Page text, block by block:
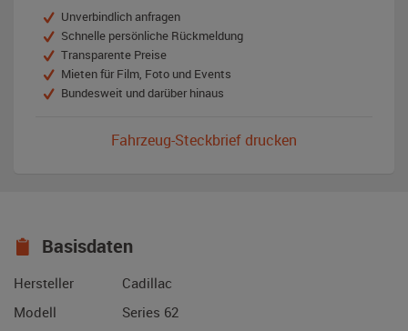
Unverbindlich anfragen
Schnelle persönliche Rückmeldung
Transparente Preise
Mieten für Film, Foto und Events
Bundesweit und darüber hinaus
Fahrzeug-Steckbrief drucken
Basisdaten
Hersteller
Cadillac
Modell
Series 62